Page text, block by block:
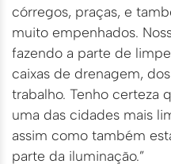
córregos, praças, e
muito empenhados.
fazendo a parte de
caixas de drenagem,
trabalho. Tenho certeza
uma das cidades mais
assim como também
parte da iluminação.”